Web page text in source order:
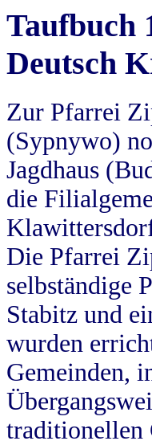
Taufbuch
Deutsch
Zur Pfarrei
(Sypnywo)
Jagdhaus
die
Die Pfarrei
selbständige
Stabitz und
wurden
Gemeinden,
traditionellen